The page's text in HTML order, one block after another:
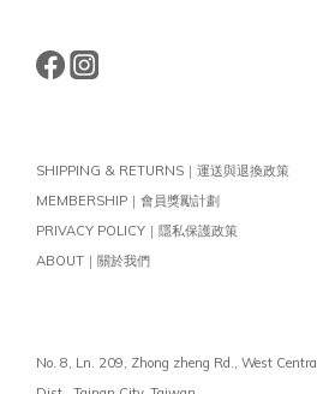
SHIPPING & RETURNS｜運送與退換政策
MEMBERSHIP｜會員獎勵計劃
PRIVACY POLICY｜隱私保護政策
ABOUT｜關於我們
No. 8, Ln. 209, Zhong zheng Rd., West Central